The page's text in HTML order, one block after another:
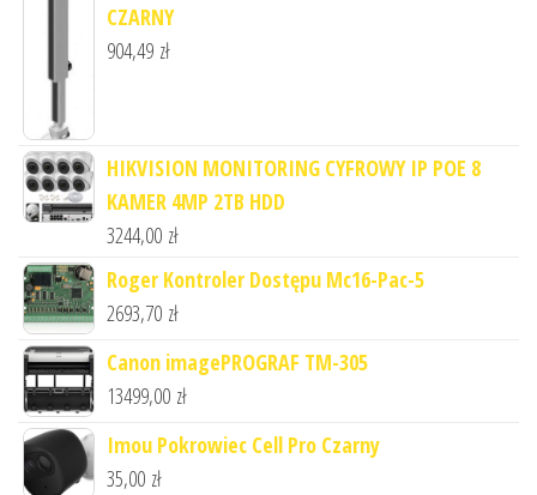
CZARNY
904,49 zł
HIKVISION MONITORING CYFROWY IP POE 8
KAMER 4MP 2TB HDD
3244,00 zł
Roger Kontroler Dostępu Mc16-Pac-5
2693,70 zł
Canon imagePROGRAF TM-305
13499,00 zł
Imou Pokrowiec Cell Pro Czarny
35,00 zł